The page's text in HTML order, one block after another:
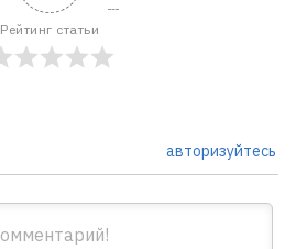
Рейтинг статьи
авторизуйтесь